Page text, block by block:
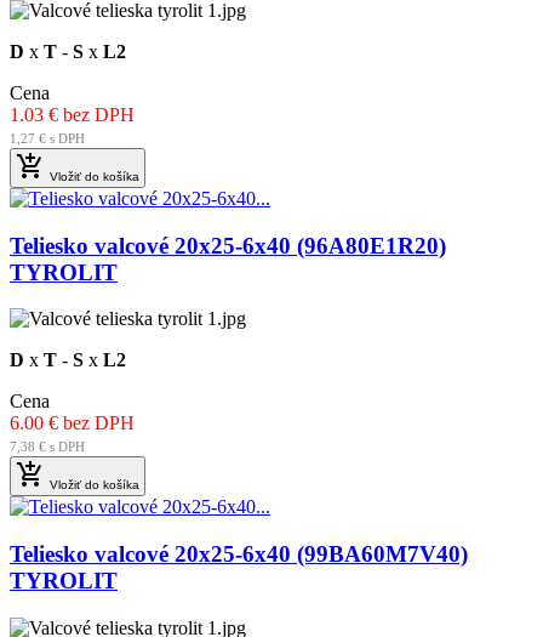
D x T - S x L2
Cena
1.03 € bez DPH
1,27 € s DPH
 Vložiť do košíka
Teliesko valcové 20x25-6x40 (96A80E1R20)
TYROLIT
D x T - S x L2
Cena
6.00 € bez DPH
7,38 € s DPH
 Vložiť do košíka
Teliesko valcové 20x25-6x40 (99BA60M7V40)
TYROLIT